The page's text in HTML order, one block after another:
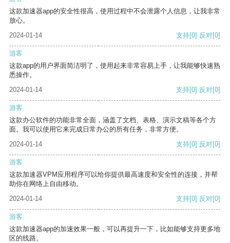
这款加速器app的安全性很高，使用过程中不会泄露个人信息，让我非常
放心。
2024-01-14
支持[0] 反对[0]
游客
这款app的用户界面简洁明了，使用起来非常容易上手，让我能够快速熟
悉操作。
2024-01-14
支持[0] 反对[0]
游客
这款办公软件的功能非常全面，涵盖了文档、表格、演示文稿等各个方
面。我可以使用它来完成日常办公的所有任务，非常方便。
2024-01-14
支持[0] 反对[0]
游客
这款加速器VPM应用程序可以给你提供最高速度和安全性的连接，并帮
助你在网络上自由移动。
2024-01-14
支持[0] 反对[0]
游客
这款加速器app的加速效果一般，可以再提升一下，比如能够支持更多地
区的线路。